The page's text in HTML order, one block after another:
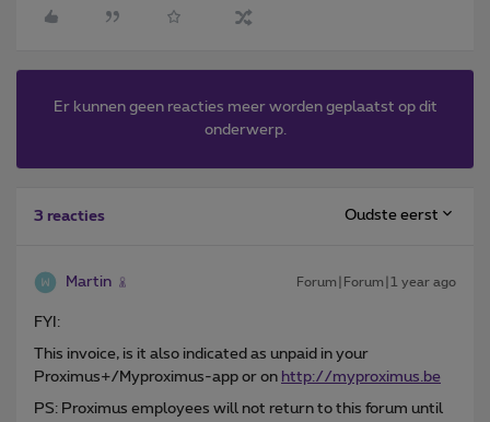
Er kunnen geen reacties meer worden geplaatst op dit
onderwerp.
3 reacties Oudste eerst
Martin Forum|Forum|1 year ago
FYI:
This invoice, is it also indicated as unpaid in your
Proximus+/Myproximus-app or on http://myproximus.be
PS: Proximus employees will not return to this forum until